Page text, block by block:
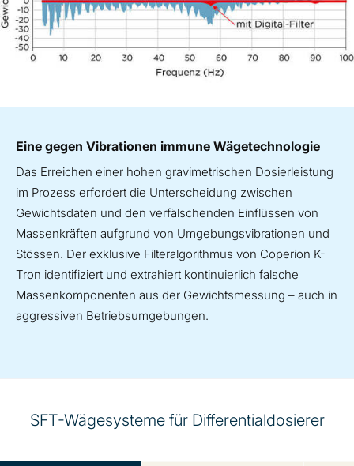
Eine gegen Vibrationen immune Wägetechnologie
Das Erreichen einer hohen gravimetrischen Dosierleistung
im Prozess erfordert die Unterscheidung zwischen
Gewichtsdaten und den verfälschenden Einflüssen von
Massenkräften aufgrund von Umgebungsvibrationen und
Stössen. Der exklusive Filteralgorithmus von Coperion K-
Tron identifiziert und extrahiert kontinuierlich falsche
Massenkomponenten aus der Gewichtsmessung – auch in
aggressiven Betriebsumgebungen.
SFT-Wägesysteme für Differentialdosierer